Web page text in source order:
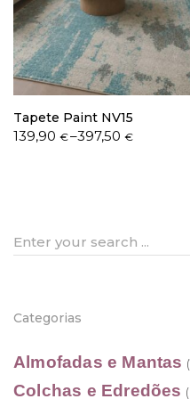
Política
Tapete Paint NV15
139,90 €–397,50€
Price
Search
Categorias
Almofadas e Mantas
Colchas e Edredões